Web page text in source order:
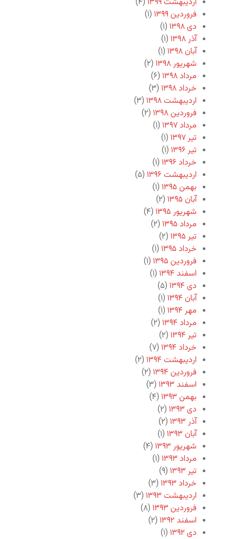
فروردین ۱۳۹۹
(۱)
دی ۱۳۹۸
(۱)
آذر ۱۳۹۸
(۱)
آبان ۱۳۹۸
(۱)
شهریور ۱۳۹۸
(۲)
مرداد ۱۳۹۸
(۶)
خرداد ۱۳۹۸
(۳)
اردیبهشت ۱۳۹۸
(۳)
فروردین ۱۳۹۸
(۲)
مرداد ۱۳۹۷
(۱)
تیر ۱۳۹۷
(۱)
تیر ۱۳۹۶
(۱)
خرداد ۱۳۹۶
(۱)
اردیبهشت ۱۳۹۶
(۵)
بهمن ۱۳۹۵
(۱)
آبان ۱۳۹۵
(۲)
شهریور ۱۳۹۵
(۴)
مرداد ۱۳۹۵
(۲)
تیر ۱۳۹۵
(۲)
خرداد ۱۳۹۵
(۱)
فروردین ۱۳۹۵
(۱)
اسفند ۱۳۹۴
(۱)
دی ۱۳۹۴
(۵)
آبان ۱۳۹۴
(۱)
مهر ۱۳۹۴
(۱)
مرداد ۱۳۹۴
(۲)
تیر ۱۳۹۴
(۲)
خرداد ۱۳۹۴
(۷)
اردیبهشت ۱۳۹۴
(۲)
فروردین ۱۳۹۴
(۲)
اسفند ۱۳۹۳
(۳)
بهمن ۱۳۹۳
(۴)
دی ۱۳۹۳
(۲)
آذر ۱۳۹۳
(۲)
آبان ۱۳۹۳
(۱)
شهریور ۱۳۹۳
(۴)
مرداد ۱۳۹۳
(۱)
تیر ۱۳۹۳
(۹)
خرداد ۱۳۹۳
(۳)
اردیبهشت ۱۳۹۳
(۳)
فروردین ۱۳۹۳
(۸)
اسفند ۱۳۹۲
(۲)
دی ۱۳۹۲
(۱)